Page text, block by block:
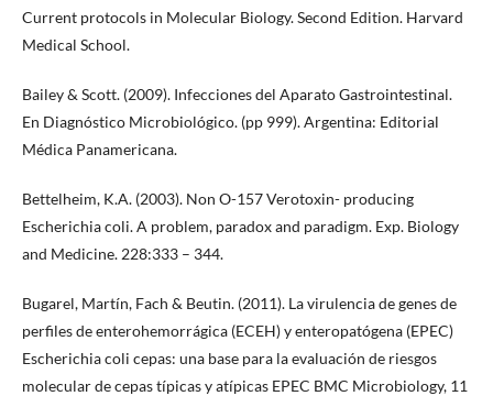
Current protocols in Molecular Biology. Second Edition. Harvard
Medical School.
Bailey & Scott. (2009). Infecciones del Aparato Gastrointestinal.
En Diagnóstico Microbiológico. (pp 999). Argentina: Editorial
Médica Panamericana.
Bettelheim, K.A. (2003). Non O-157 Verotoxin- producing
Escherichia coli. A problem, paradox and paradigm. Exp. Biology
and Medicine. 228:333 – 344.
Bugarel, Martín, Fach & Beutin. (2011). La virulencia de genes de
perfiles de enterohemorrágica (ECEH) y enteropatógena (EPEC)
Escherichia coli cepas: una base para la evaluación de riesgos
molecular de cepas típicas y atípicas EPEC BMC Microbiology, 11